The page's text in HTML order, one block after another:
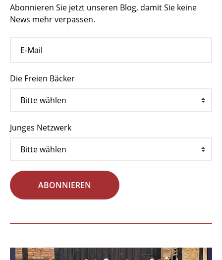
Abonnieren Sie jetzt unseren Blog, damit Sie keine
News mehr verpassen.
Die Freien Bäcker
Junges Netzwerk
ABONNIEREN